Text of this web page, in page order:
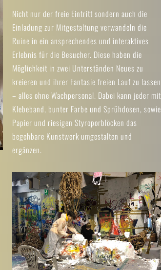
Nicht nur der freie Eintritt sondern auch die
Einladung zur Mitgestaltung verwandeln die
Ruine in ein ansprechendes und interaktives
Erlebnis für die Besucher. Diese haben die
Möglichkeit in zwei Unterständen Neues zu
kreieren und ihrer Fantasie freien Lauf zu lassen
– alles ohne Wachpersonal. Dabei kann jeder mit
Klebeband, bunter Farbe und Sprühdosen, sowie
Papier und riesigen Styroporblöcken das
begehbare Kunstwerk umgestalten und
ergänzen.